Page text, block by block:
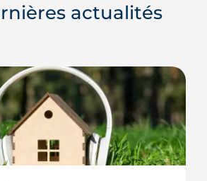
actualités